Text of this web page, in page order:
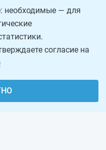
необходимые — для
согласие на